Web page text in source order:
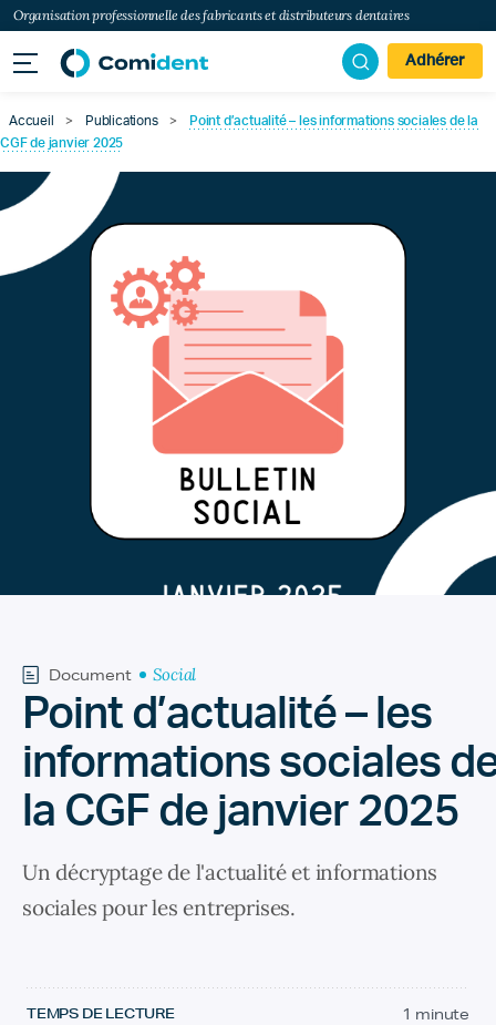
Organisation professionnelle des fabricants et distributeurs dentaires
Adhérer
Accueil > Publications >
Point d’actualité – les informations sociales de la
CGF de janvier 2025
Document Social
Point d’actualité – les
informations sociales
la CGF de janvier 2025
Un décryptage de l'actualité et informations
sociales pour les entreprises.
TEMPS DE LECTURE 1 minute